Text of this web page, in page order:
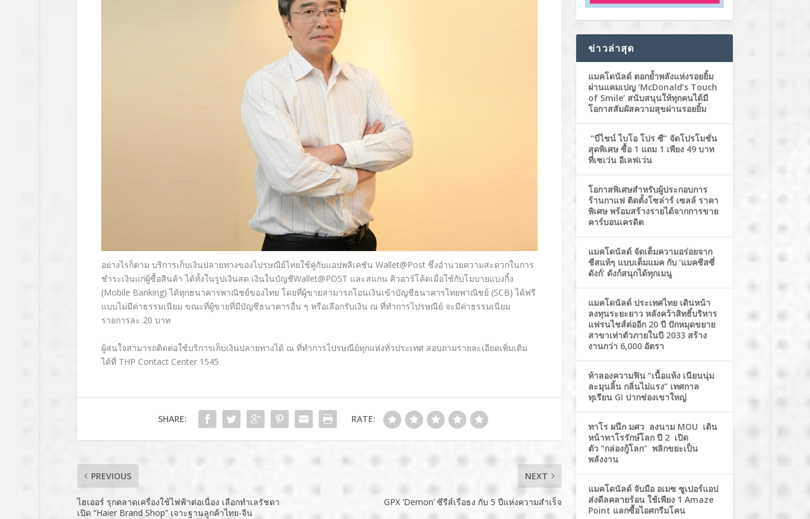
อย่างไรก็ตาม บริการเก็บเงินปลายทางของไปรษณีย์ไทยใช้คู่กับแอปพลิเคชัน Wallet@Post ซึ่งอำนวยความสะดวกในการ
ชำระเงินแก่ผู้ซื้อสินค้า ได้ทั้งในรูปเงินสด เงินในบัญชีWallet@POST และสแกน คิวอาร์โค้ดเมื่อใช้กับโมบายแบงกิ้ง
(Mobile Banking) ได้ทุกธนาคารพาณิชย์ของไทย โดยที่ผู้ขายสามารถโอนเงินเข้าบัญชีธนาคารไทยพาณิชย์ (SCB) ได้ฟรี
แบบไม่มีค่าธรรมเนียม ขณะที่ผู้ขายที่มีบัญชีธนาคารอื่น ๆ หรือเลือกรับเงิน ณ ที่ทำการไปรษณีย์ จะมีค่าธรรมเนียม
รายการละ 20 บาท
ผู้สนใจสามารถติดต่อใช้บริการเก็บเงินปลายทางได้ ณ ที่ทำการไปรษณีย์ทุกแห่งทั่วประเทศ สอบถามรายละเอียดเพิ่มเติม
ได้ที่ THP Contact Center 1545
SHARE: RATE:
PREVIOUS
ไฮเออร์ รุกตลาดเครื่องใช้ไฟฟ้าต่อเนื่อง เลือกทำเลรัชดา
เปิด “Haier Brand Shop” เจาะฐานลูกค้าไทย-จีน
NEXT
GPX ‘Demon’ ซีรีส์เรือธง กับ 5 ปีแห่งความสำเร็จ
ข่าวล่าสุด
แมคโดนัลด์ ตอกย้ำพลังแห่งรอยยิ้ม
ผ่านแคมเปญ ‘McDonald’s Touch
of Smile’ สนับสนุนให้ทุกคนได้มี
โอกาสสัมผัสความสุขผ่านรอยยิ้ม
“บีไชน์ ไบโอ โปร ซี” จัดโปรโมชั่น
สุดพิเศษ ซื้อ 1 แถม 1 เพียง 49 บาท
ที่เซเว่น อีเลฟเว่น
โอกาสพิเศษสำหรับผู้ประกอบการ
ร้านกาแฟ ติดตั้งโซล่าร์ เซลล์ ราคา
พิเศษ พร้อมสร้างรายได้จากการขาย
คาร์บอนเครดิต
แมคโดนัลด์ จัดเต็มความอร่อยจาก
ชีสแท้ๆ แบบเต็มแมค กับ ‘แมคชีสซี่
ดังก์’ ดังก์สนุกได้ทุกเมนู
แมคโดนัลด์ ประเทศไทย เดินหน้า
ลงทุนระยะยาว หลังคว้าสิทธิ์บริหาร
แฟรนไชส์ต่ออีก 20 ปี ปักหมุดขยาย
สาขาเท่าตัวภายในปี 2033 สร้าง
งานกว่า 6,000 อัตรา
ท้าลองความฟิน “เนื้อแห้ง เนียนนุ่ม
ละมุนลิ้น กลิ่นไม่แรง” เทศกาล
ทุเรียน GI ปากช่องเขาใหญ่
ทาโร ผนึก มศว ลงนาม MOU เดิน
หน้าทาโรรักษ์โลก ปี 2 เปิด
ตัว “กล่องกู้โลก” พลิกขยะเป็น
พลังงาน
แมคโดนัลด์ จับมือ อเมซ ซูเปอร์แอป
ส่งดีลคลายร้อน ใช้เพียง 1 Amaze
Point แลกซื้อไอศกรีมโคน